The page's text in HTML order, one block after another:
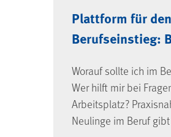
Plattform für den
Berufseinstieg:
Worauf sollte ich im
Wer hilft mir bei
Arbeitsplatz?
Neulinge im Beruf